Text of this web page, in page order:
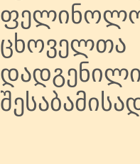
ცხოველთა